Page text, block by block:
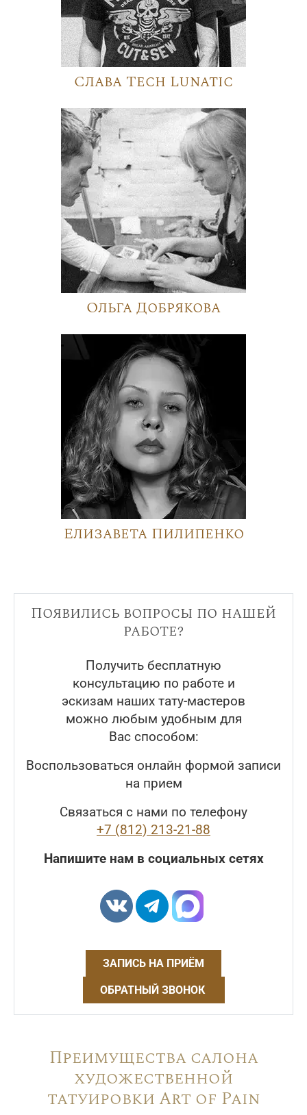
Слава Tech Lunatic
Ольга Добрякова
Елизавета Пилипенко
Появились вопросы по нашей
работе?
Получить бесплатную
консультацию по работе и
эскизам наших тату-мастеров
можно любым удобным для
Вас способом:
Воспользоваться онлайн формой записи
на прием
Связаться с нами по телефону
+7 (812) 213-21-88
Напишите нам в социальных сетях
ЗАПИСЬ НА ПРИЁМ
ОБРАТНЫЙ ЗВОНОК
Преимущества салона
художественной
татуировки Art of Pain